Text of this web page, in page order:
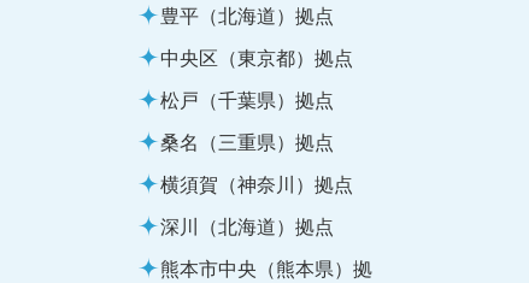
豊平（北海道）拠点
中央区（東京都）拠点
松戸（千葉県）拠点
桑名（三重県）拠点
横須賀（神奈川）拠点
深川（北海道）拠点
熊本市中央（熊本県）拠